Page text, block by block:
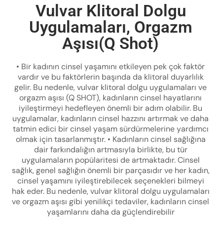
Vulvar Klitoral Dolgu
Uygulamaları, Orgazm
Aşısı(Q Shot)
• Bir kadının cinsel yaşamını etkileyen pek çok faktör
vardır ve bu faktörlerin başında da klitoral duyarlılık
gelir. Bu nedenle, vulvar klitoral dolgu uygulamaları ve
orgazm aşısı (Q SHOT), kadınların cinsel hayatlarını
iyileştirmeyi hedefleyen önemli bir adım olabilir. Bu
uygulamalar, kadınların cinsel hazzını artırmak ve daha
tatmin edici bir cinsel yaşam sürdürmelerine yardımcı
olmak için tasarlanmıştır. • Kadınların cinsel sağlığına
dair farkındalığın artmasıyla birlikte, bu tür
uygulamaların popülaritesi de artmaktadır. Cinsel
sağlık, genel sağlığın önemli bir parçasıdır ve her kadın,
cinsel yaşamını iyileştirebilecek seçenekleri bilmeyi
hak eder. Bu nedenle, vulvar klitoral dolgu uygulamaları
ve orgazm aşısı gibi yenilikçi tedaviler, kadınların cinsel
yaşamlarını daha da güçlendirebilir